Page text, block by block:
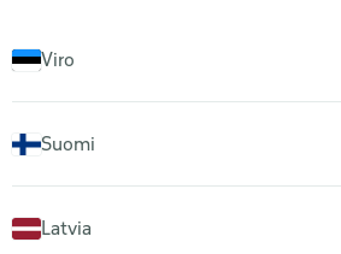
Viro
Suomi
Latvia